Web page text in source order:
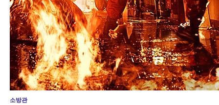
소방관